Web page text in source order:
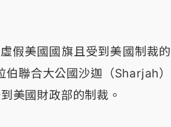
假美國國旗且受到美國制裁的
聯合大公國沙迦（Sharjah）
美國財政部的制裁。